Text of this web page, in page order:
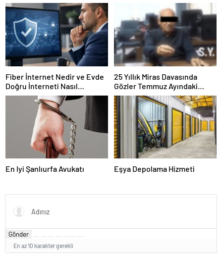
Güvence: Sabit Ücret ve
Kesintisiz Burs
Fiber İnternet Nedir ve Evde
Doğru İnterneti Nasıl
Seçersiniz
25 Yıllık Miras Davasında
Gözler Temmuz Ayındaki
Karar Duruşmasına Çevrildi
En Iyi Şanlıurfa Avukatı Eşya Depolama Hizmeti
Gönder
En az 10 karakter gerekli